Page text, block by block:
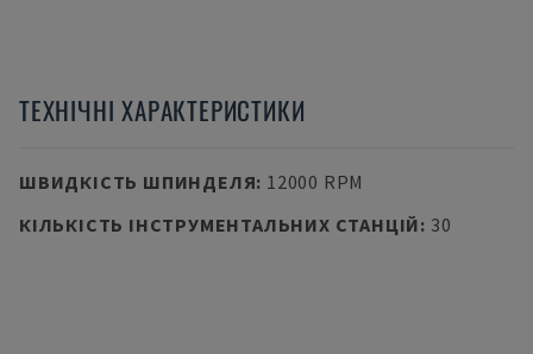
ТЕХНІЧНІ ХАРАКТЕРИСТИКИ
ШВИДКІСТЬ ШПИНДЕЛЯ: 12000 RPM
КІЛЬКІСТЬ ІНСТРУМЕНТАЛЬНИХ СТАНЦІЙ: 30